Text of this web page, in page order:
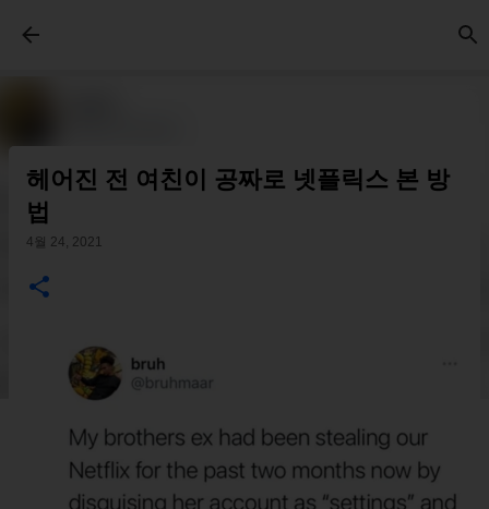
헤어진 전 여친이 공짜로 넷플릭스 본 방
법
4월 24, 2021